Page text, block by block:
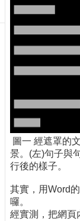
新
關
於
我
版
刊
物
校
務
服
務
圖一 經遮罩的
景。(左)句子與
行後的樣子。
其實，用Word
囉。
經實測，把網頁